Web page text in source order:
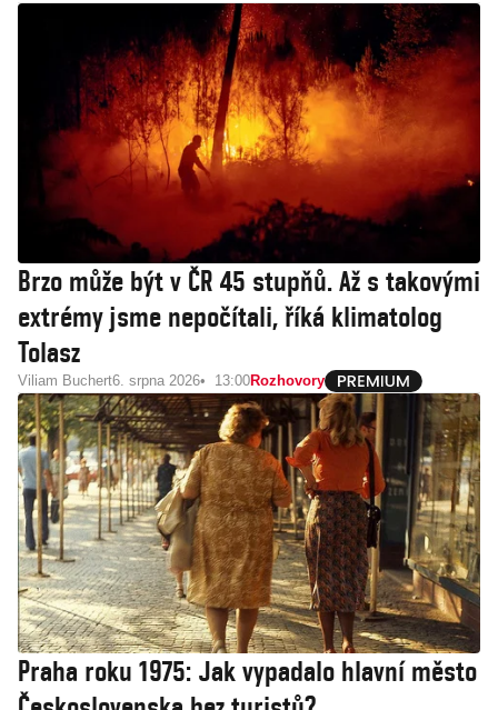
Brzo může být v ČR 45 stupňů. Až s takovými
extrémy jsme nepočítali, říká klimatolog
Tolasz
Viliam Buchert6. srpna 2026 13:00Rozhovory
Praha roku 1975: Jak vypadalo hlavní město